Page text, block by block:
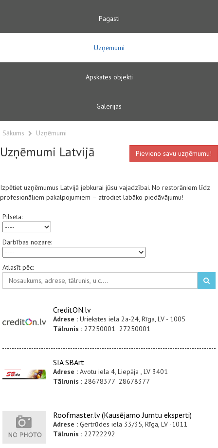
Pagasti
Uzņēmumi
Apskates objekti
Galerijas
Sākums Uzņēmumi
Uzņēmumi Latvijā Pievieno savu uzņēmumu!
Izpētiet uzņēmumus Latvijā jebkurai jūsu vajadzībai. No restorāniem līdz
profesionāliem pakalpojumiem – atrodiet labāko piedāvājumu!
Pilsēta:
Darbības nozare:
Atlasīt pēc:
CreditON.lv
Adrese : Uriekstes iela 2a-24, Rīga, LV - 1005
Tālrunis : 27250001 27250001
SIA SBArt
Adrese : Avotu iela 4, Liepāja , LV 3401
Tālrunis : 28678377 28678377
Roofmaster.lv (Kausējamo Jumtu eksperti)
Adrese : Ģertrūdes iela 33/35, Rīga, LV -1011
Tālrunis : 22722292